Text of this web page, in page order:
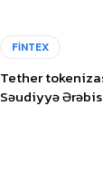
FİNTEX
Tether
Səudiyyə